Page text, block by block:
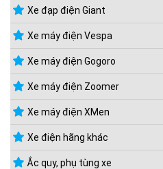
Xe đạp điện Giant
Xe máy điện Vespa
Xe máy điện Gogoro
Xe máy điện Zoomer
Xe máy điện XMen
Xe điện hãng khác
Ắc quy, phụ tùng xe